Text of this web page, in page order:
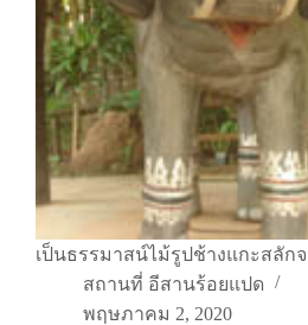
เป็นธรรมาสน์ไม้รูปช้างแกะสลั
สถานที่ อีสานร้อยแปด
พฤษภาคม 2, 2020